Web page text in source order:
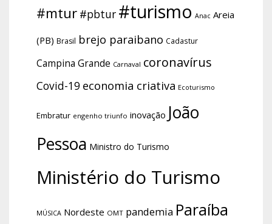
#mtur #pbtur #turismo Anac Areia
(PB) Brasil brejo paraibano Cadastur
Campina Grande Carnaval coronavírus
Covid-19 economia criativa Ecoturismo
Embratur engenho triunfo inovação João
Pessoa Ministro do Turismo
Ministério do Turismo
MÚSICA Nordeste OMT pandemia Paraíba